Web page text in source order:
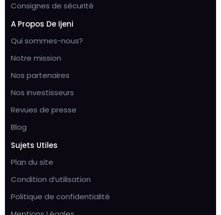
Consignes de sécurité
A Propos De Ijeni
Qui sommes-nous?
Notre mission
Nos partenaires
Nos investisseurs
Revues de presse
Blog
Sujets Utiles
Plan du site
Condition d’utilisation
Politique de confidentialité